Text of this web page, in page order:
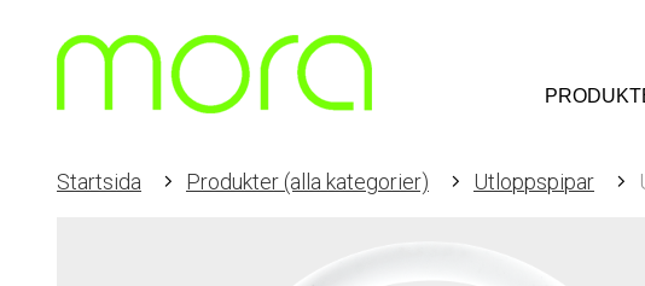
Startsida Produkter (alla kategorier) Utloppspipar